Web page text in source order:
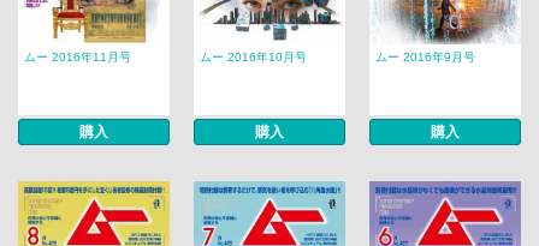
ムー 2016年11月号
購入
ムー 2016年10月号
購入
ムー 2016年9月号
購入